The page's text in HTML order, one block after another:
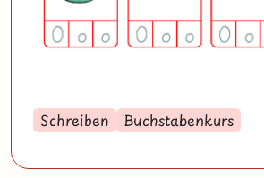
Schreiben Buchstabenkurs